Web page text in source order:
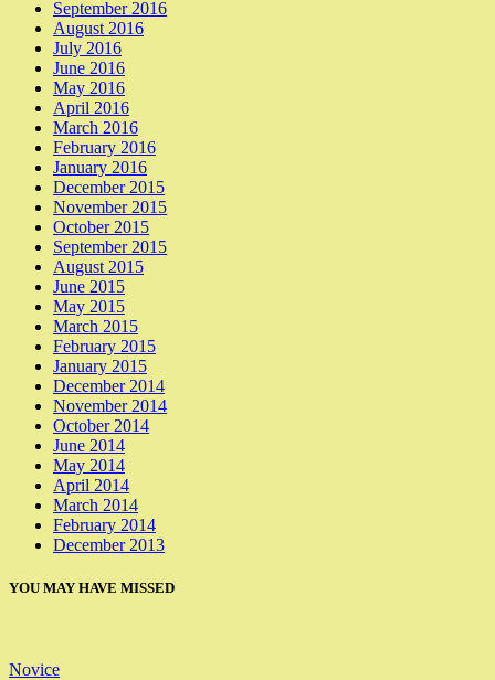
September 2016
August 2016
July 2016
June 2016
May 2016
April 2016
March 2016
February 2016
January 2016
December 2015
November 2015
October 2015
September 2015
August 2015
June 2015
May 2015
March 2015
February 2015
January 2015
December 2014
November 2014
October 2014
June 2014
May 2014
April 2014
March 2014
February 2014
December 2013
YOU MAY HAVE MISSED
Novice